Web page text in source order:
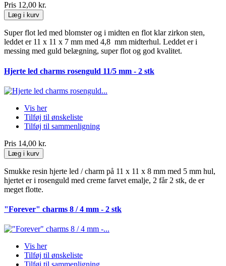
Pris 12,00 kr.
Læg i kurv
Super flot led med blomster og i midten en flot klar zirkon sten,
leddet er 11 x 11 x 7 mm med 4,8 mm midterhul. Leddet er i
messing med guld belægning, super flot og god kvalitet.
Hjerte led charms rosenguld 11/5 mm - 2 stk
Vis her
Tilføj til ønskeliste
Tilføj til sammenligning
Pris 14,00 kr.
Læg i kurv
Smukke resin hjerte led / charm på 11 x 11 x 8 mm med 5 mm hul,
hjertet er i rosenguld med creme farvet emalje, 2 får 2 stk, de er
meget flotte.
"Forever" charms 8 / 4 mm - 2 stk
Vis her
Tilføj til ønskeliste